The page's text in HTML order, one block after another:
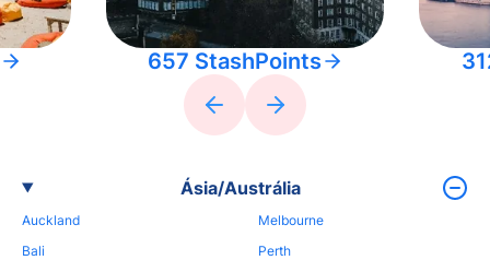
657 StashPoints
Ásia/Austrália
Auckland
Bali
Melbourne
Perth